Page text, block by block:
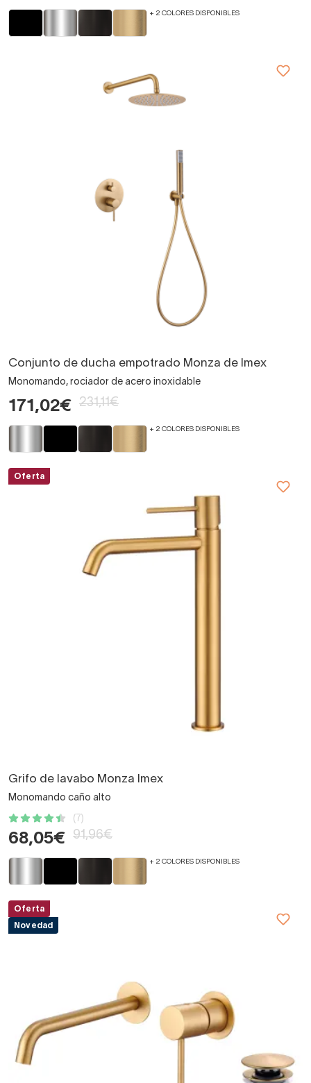
+ 2 COLORES DISPONIBLES
Conjunto de ducha empotrado Monza de Imex
Monomando, rociador de acero inoxidable
171,02€ 231,11€
+ 2 COLORES DISPONIBLES
Oferta
Grifo de lavabo Monza Imex
Monomando caño alto
(7)
68,05€ 91,96€
+ 2 COLORES DISPONIBLES
Oferta
Novedad